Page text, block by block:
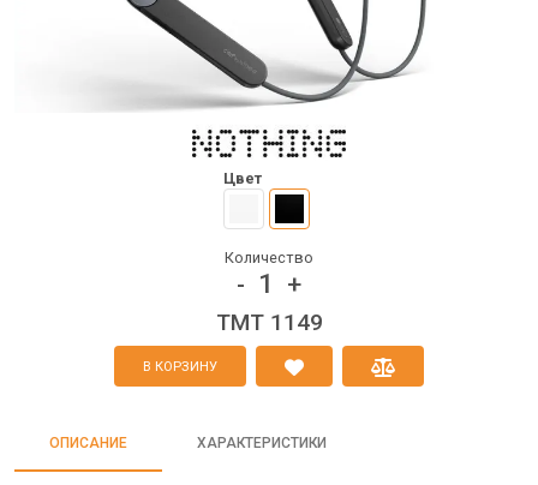
Цвет
Количество
- 1 +
TMT 1149
В КОРЗИНУ
ОПИСАНИЕ ХАРАКТЕРИСТИКИ